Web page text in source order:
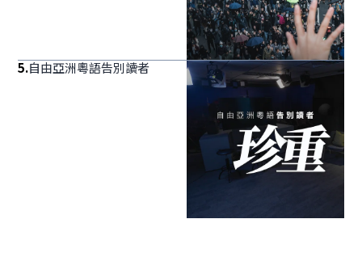
5.自由亞洲粵語告別讀者